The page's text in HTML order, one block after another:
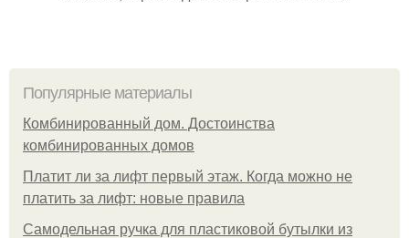
Популярные материалы
Комбинированный дом. Достоинства
комбинированных домов
Платит ли за лифт первый этаж. Когда можно не
платить за лифт: новые правила
Самодельная ручка для пластиковой бутылки из